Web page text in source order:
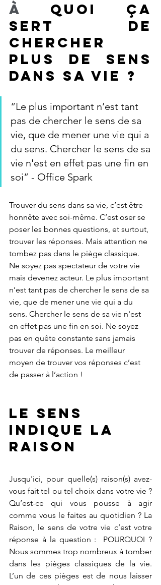
À
quoi ça
sert de
chercher
plus de sens
dans sa vie ?
“Le plus important n’est tant
pas de chercher le sens de sa
vie, que de mener une vie qui a
du sens. Chercher le sens de sa
vie n'est en effet pas une fin en
soi” - Office Spark
Trouver du sens dans sa vie, c’est être
honnête avec soi-même. C’est oser se
poser les bonnes questions, et surtout,
trouver les réponses. Mais attention ne
tombez pas dans le piège classique.
Ne soyez pas spectateur de votre vie
mais devenez acteur. Le plus important
n’est tant pas de chercher le sens de sa
vie, que de mener une vie qui a du
sens. Chercher le sens de sa vie n'est
en effet pas une fin en soi. Ne soyez
pas en quête constante sans jamais
trouver de réponses. Le meilleur
moyen de trouver vos réponses c’est
de passer à l’action !
Le Sens
indique la
Raison
Jusqu'ici, pour quelle(s) raison(s) avez-
vous fait tel ou tel choix dans votre vie ?
Qu’est-ce qui vous pousse à agir
comme vous le faites au quotidien ? La
Raison, le sens de votre vie c’est votre
réponse à la question :  POURQUOI ?
Nous sommes trop nombreux à tomber
dans les pièges classiques de la vie.
L’un de ces pièges est de nous laisser